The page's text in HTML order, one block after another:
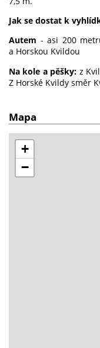
Jak se dostat k
Autem - asi 200
a Horskou Kvildou
Na kole a pěšky: z
Z Horské Kvildy směr
Mapa